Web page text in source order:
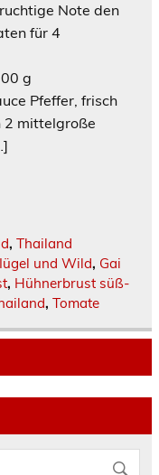
Note den
für 4
g
Pfeffer, frisch
2 mittelgroße
, Thailand
und Wild, Gai
, Hühnerbrust süß-
, Tomate